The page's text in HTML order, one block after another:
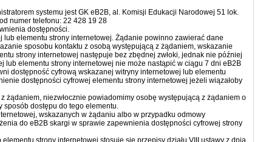
systemu jest GK eB2B, al. Komisji Edukacji Narodowej 51 lok.
numer telefonu: 22 428 19 28
dostępności.
elementu strony internetowej. Żądanie powinno zawierać dane
sposobu kontaktu z osobą występującą z żądaniem, wskazanie
strony internetowej następuje bez zbędnej zwłoki, jednak nie później
elementu strony internetowej nie może nastąpić w ciągu 7 dni eB2B
dostępność cyfrową wskazanej witryny internetowej lub elementu
dostępności cyfrowej elementu strony internetowej jeżeli wiązałoby
niezwłocznie powiadomimy osobę występującą z żądaniem o
sposób dostępu do tego elementu.
wskazanych w żądaniu albo w przypadku odmowy
do eB2B skargi w sprawie zapewnienia dostępności cyfrowej strony
strony internetowej stosuje się przepisy działu VIII ustawy z dnia